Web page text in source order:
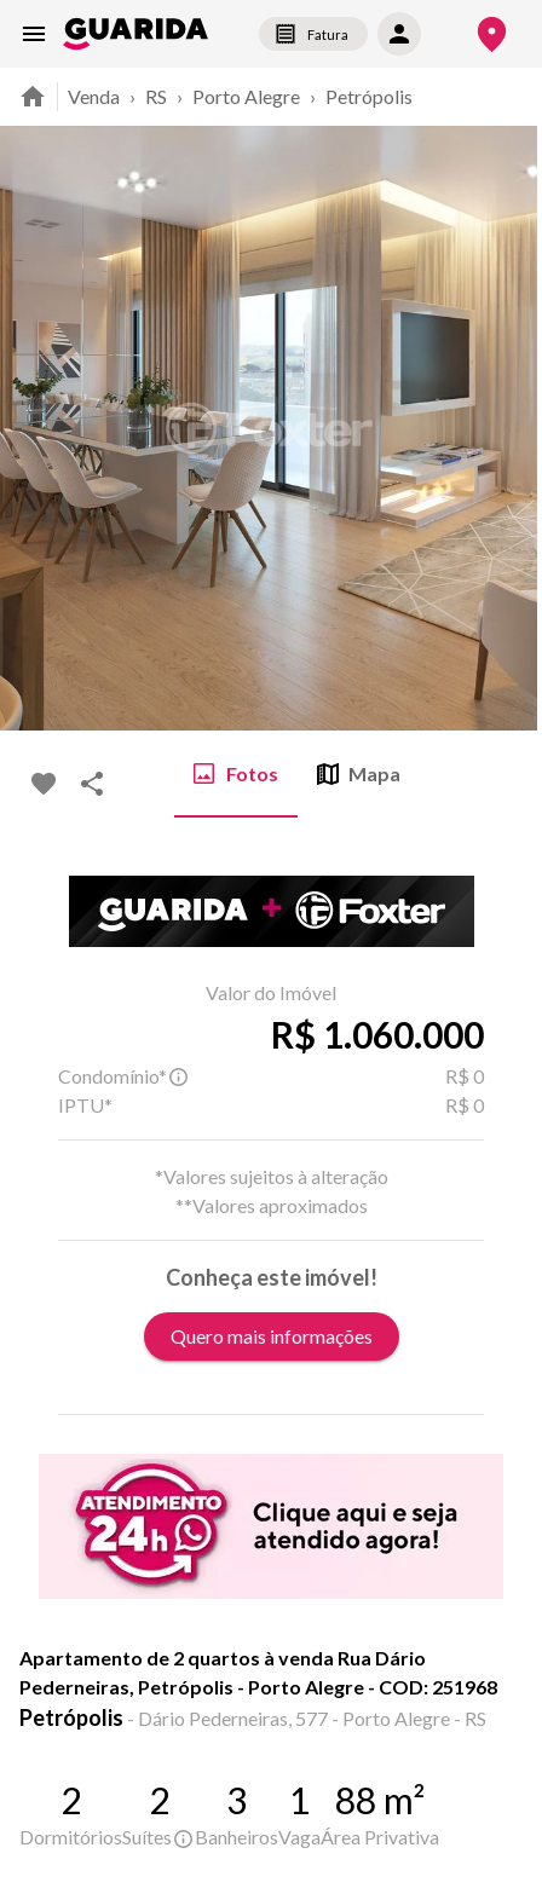
Fatura
Venda › RS › Porto Alegre › Petrópolis
Fotos Mapa
Valor do Imóvel
R$ 1.060.000
Condomínio*
R$ 0
IPTU*
R$ 0
*Valores sujeitos à alteração
**Valores aproximados
Conheça este imóvel!
Quero mais informações
Apartamento de 2 quartos à venda Rua Dário
Pederneiras, Petrópolis - Porto Alegre - COD: 251968
Petrópolis - Dário Pederneiras, 577 - Porto Alegre - RS
2
Dormitórios
2
Suítes
3
Banheiros
1
Vaga
88 m²
Área Privativa